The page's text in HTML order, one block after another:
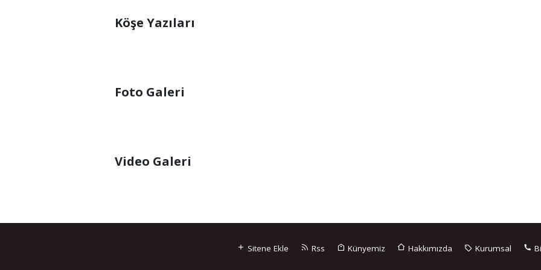
Köşe Yazıları
Foto Galeri
Video Galeri
Sitene Ekle Rss Künyemiz Hakkımızda Kurumsal